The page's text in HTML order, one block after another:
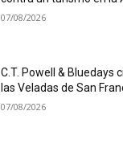
07/08/2026
C.T. Powell & Bluedays
las Veladas de San
07/08/2026